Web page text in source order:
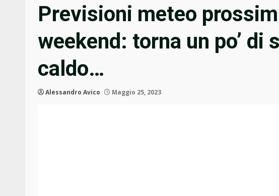
Previsioni meteo
weekend: torna un po’ di
caldo…
Alessandro Avico Maggio 25, 2023